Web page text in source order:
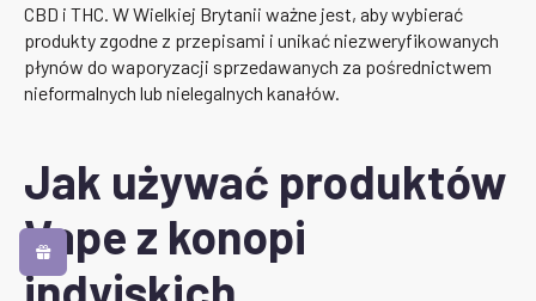
CBD i THC. W Wielkiej Brytanii ważne jest, aby wybierać
produkty zgodne z przepisami i unikać niezweryfikowanych
płynów do waporyzacji sprzedawanych za pośrednictwem
nieformalnych lub nielegalnych kanałów.
Jak używać produktów
Vape z konopi